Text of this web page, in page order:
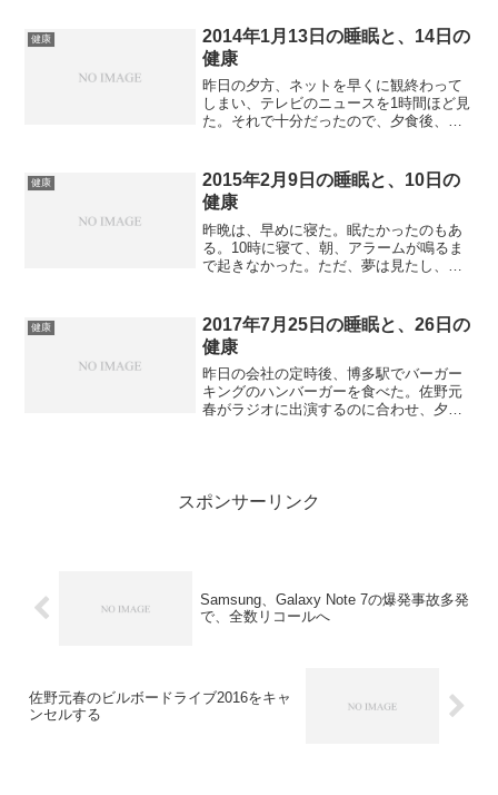
までは熟睡だったが、それ以降少し眠り
から覚めている感...
健康
2014年1月13日の睡眠と、14日の
健康
昨日の夕方、ネットを早くに観終わって
しまい、テレビのニュースを1時間ほど見
た。それで十分だったので、夕食後、佐
大量の映像メディアを消化しないと、と
いう想いか...
健康
2015年2月9日の睡眠と、10日の
健康
昨晩は、早めに寝た。眠たかったのもあ
る。10時に寝て、朝、アラームが鳴るま
で起きなかった。ただ、夢は見たし、起
茎の出血は未だに続いている。今週末も
う一度医者に行くかどう...
健康
2017年7月25日の睡眠と、26日の
健康
昨日の会社の定時後、博多駅でバーガー
キングのハンバーガーを食べた。佐野元
春がラジオに出演するのに合わせ、夕食
スポンサーリンク
Samsung、Galaxy Note 7の爆発事故多発
で、全数リコールへ
佐野元春のビルボードライブ2016をキャ
ンセルする